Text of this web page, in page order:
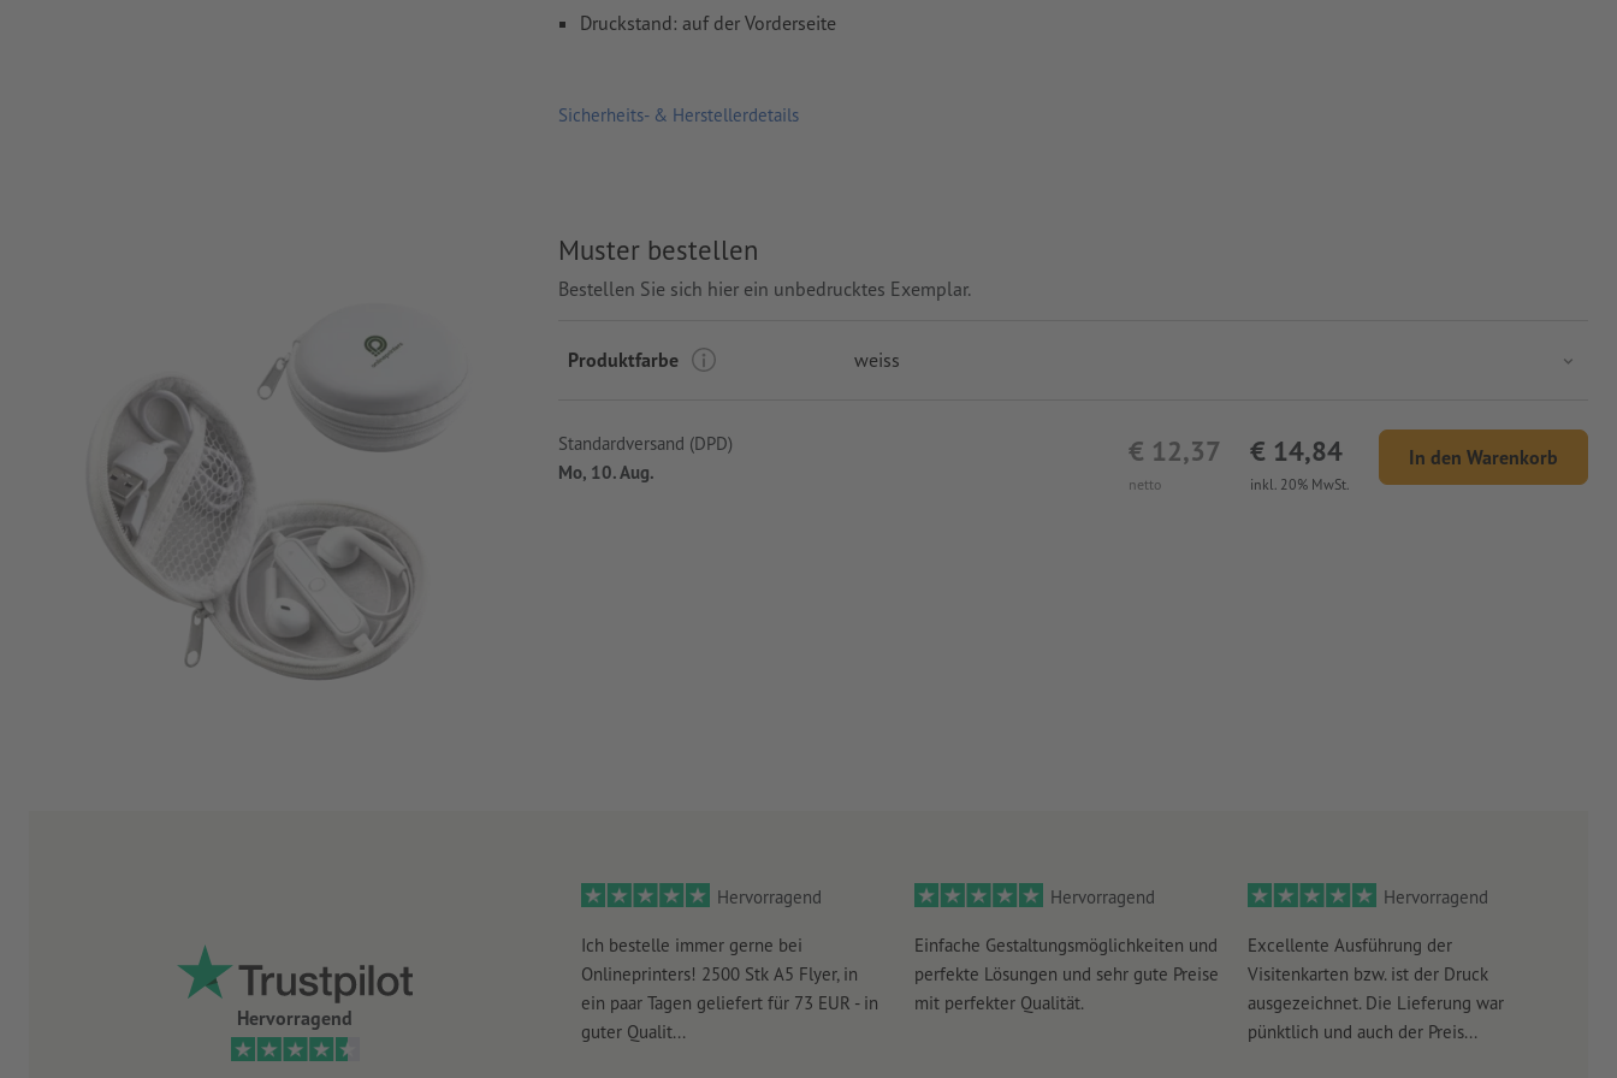
Druckstand: auf der Vorderseite
Sicherheits- & Herstellerdetails
Muster bestellen
Bestellen Sie sich hier ein unbedrucktes Exemplar.
Produktfarbe weiss
netto
€ 12,37
inkl. 20% MwSt.
€ 14,84 In den Warenkorb
Standardversand (DPD)
Mo, 10. Aug.
Hervorragend
Hervorragend
Ich bestelle immer gerne bei
Onlineprinters! 2500 Stk A5 Flyer, in
ein paar Tagen geliefert für 73 EUR - in
guter Qualit...
Hervorragend
Einfache Gestaltungsmöglichkeiten und
perfekte Lösungen und sehr gute Preise
mit perfekter Qualität.
Hervorragend
Excellente Ausführung der
Visitenkarten bzw. ist der Druck
ausgezeichnet. Die Lieferung war
pünktlich und auch der Preis...